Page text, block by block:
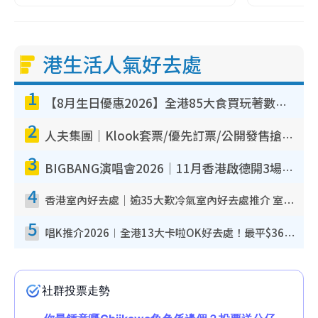
港生活人氣好去處
1 【8月生日優惠2026】全港85大食買玩著數攻略 自助餐/火鍋放題同行免費＋誠品/DONKI送現金券
2 人夫集團｜Klook套票/優先訂票/公開發售搶飛攻略！附票價.購票連結.場地座位表
3 BIGBANG演唱會2026｜11月香港啟德開3場！實名制VIP申請、優先購票攻略
4 香港室內好去處｜逾35大歎冷氣室內好去處推介 室內活動免費避雨無懼落雨
5 唱K推介2026︱全港13大卡啦OK好去處！最平$36起 日文K都有！(附地址+收費詳情)